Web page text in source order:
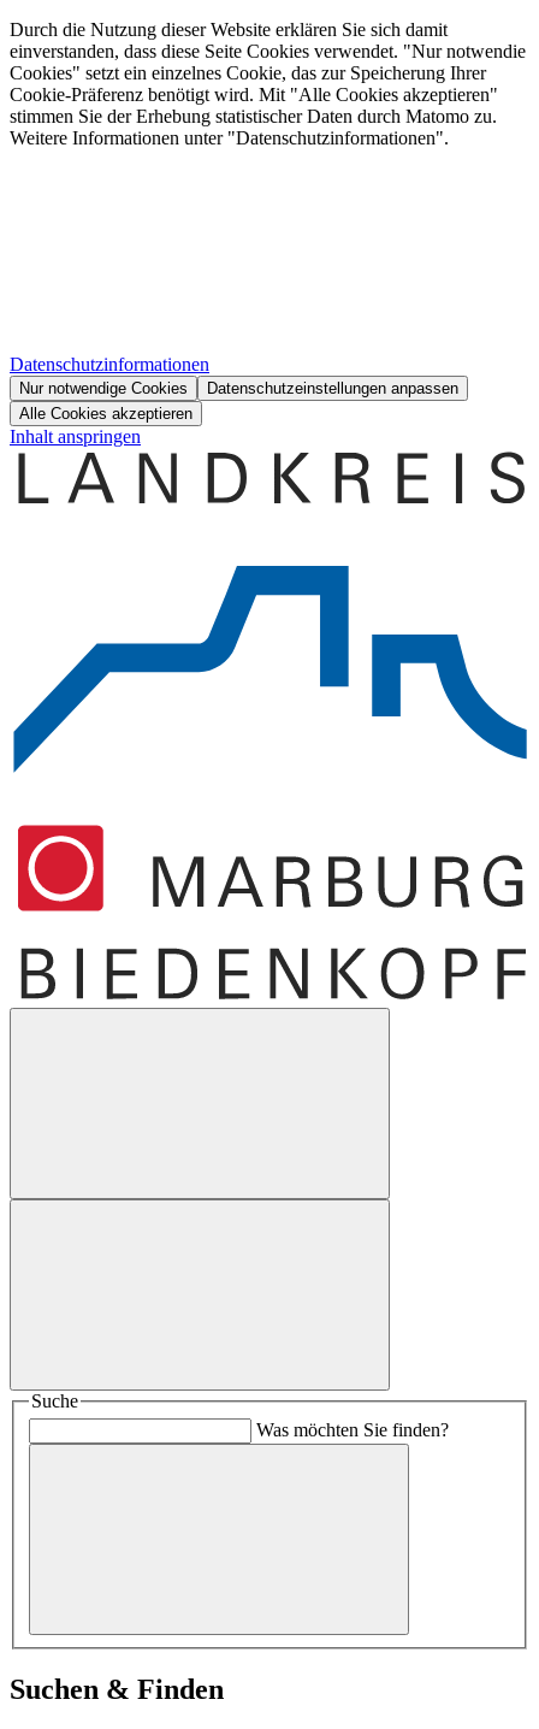
Durch die Nutzung dieser Website erklären Sie sich damit
einverstanden, dass diese Seite Cookies verwendet. "Nur notwendie
Cookies" setzt ein einzelnes Cookie, das zur Speicherung Ihrer
Cookie-Präferenz benötigt wird. Mit "Alle Cookies akzeptieren"
stimmen Sie der Erhebung statistischer Daten durch Matomo zu.
Weitere Informationen unter "Datenschutzinformationen".
Datenschutzinformationen
Nur notwendige Cookies
Datenschutzeinstellungen anpassen
Alle Cookies akzeptieren
Inhalt anspringen
Suche
Was möchten Sie finden?
Suchen & Finden